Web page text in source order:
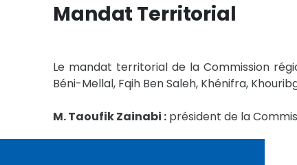
Mandat Territorial
Le mandat territorial de la Commission
Béni-Mellal, Fqih Ben Saleh, Khénifra,
M. Taoufik Zainabi : président de la